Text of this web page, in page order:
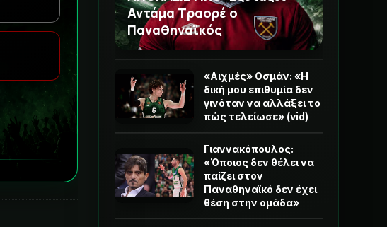
Αντάμα Τραορέ ο
Παναθηναϊκός
«Αιχμές» Οσμάν: «Η
δική μου επιθυμία δεν
γινόταν να αλλάξει το
πώς τελείωσε» (vid)
Γιαννακόπουλος:
«Όποιος δεν θέλει να
παίζει στον
Παναθηναϊκό δεν έχει
θέση στην ομάδα»